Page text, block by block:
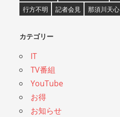
行方不明
記者会見 那須川天心
カテゴリー
IT
TV番組
YouTube
お得
お知らせ